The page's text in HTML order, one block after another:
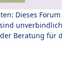
Dieses
Beratung für